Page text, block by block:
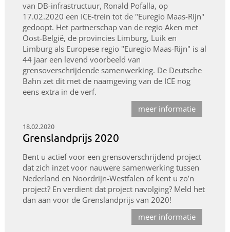
van DB-infrastructuur, Ronald Pofalla, op
17.02.2020 een ICE-trein tot de "Euregio Maas-Rijn"
gedoopt. Het partnerschap van de regio Aken met
Oost-België, de provincies Limburg, Luik en
Limburg als Europese regio "Euregio Maas-Rijn" is al
44 jaar een levend voorbeeld van
grensoverschrijdende samenwerking. De Deutsche
Bahn zet dit met de naamgeving van de ICE nog
eens extra in de verf.
meer informatie
18.02.2020
Grenslandprijs 2020
Bent u actief voor een grensoverschrijdend project
dat zich inzet voor nauwere samenwerking tussen
Nederland en Noordrijn-Westfalen of kent u zo’n
project? En verdient dat project navolging? Meld het
dan aan voor de Grenslandprijs van 2020!
meer informatie